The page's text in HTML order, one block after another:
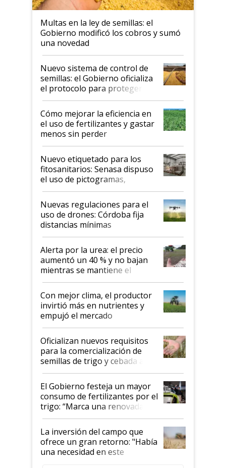
Multas en la ley de semillas: el
Gobierno modificó los cobros y sumó
una novedad
Nuevo sistema de control de
semillas: el Gobierno oficializa
el protocolo para proteger la
propiedad intelectual
Cómo mejorar la eficiencia en
el uso de fertilizantes y gastar
menos sin perder
productividad en la campaña
fina
Nuevo etiquetado para los
fitosanitarios: Senasa dispuso
el uso de pictogramas,
palabras de advertencia e
indicaciones
Nuevas regulaciones para el
uso de drones: Córdoba fija
distancias mínimas
Alerta por la urea: el precio
aumentó un 40 % y no bajan
mientras se mantiene el
conflicto en Medio Oriente
Con mejor clima, el productor
invirtió más en nutrientes y
empujó el mercado
Oficializan nuevos requisitos
para la comercialización de
semillas de trigo y cebada a
granel
El Gobierno festeja un mayor
consumo de fertilizantes por el
trigo: “Marca una renovada
confianza de los productores”
La inversión del campo que
ofrece un gran retorno: "Había
una necesidad en este